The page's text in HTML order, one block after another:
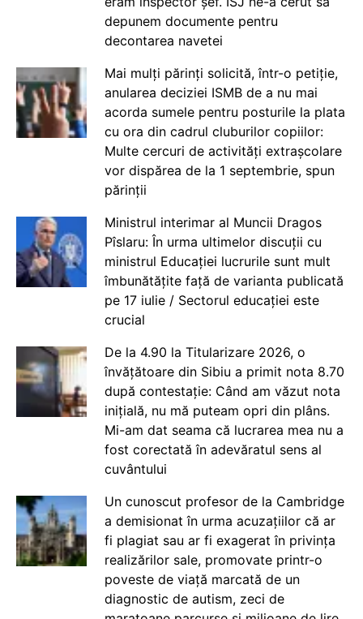
depunem documente pentru
decontarea navetei
Mai mulți părinți solicită, într-o petiție,
anularea deciziei ISMB de a nu mai
acorda sumele pentru posturile la plata
cu ora din cadrul cluburilor copiilor:
Multe cercuri de activități extrașcolare
vor dispărea de la 1 septembrie, spun
părinții
Ministrul interimar al Muncii Dragos
Pîslaru: În urma ultimelor discuții cu
ministrul Educației lucrurile sunt mult
îmbunătățite față de varianta publicată
pe 17 iulie / Sectorul educației este
crucial
De la 4.90 la Titularizare 2026, o
învățătoare din Sibiu a primit nota 8.70
după contestație: Când am văzut nota
inițială, nu mă puteam opri din plâns.
Mi-am dat seama că lucrarea mea nu a
fost corectată în adevăratul sens al
cuvântului
Un cunoscut profesor de la Cambridge
a demisionat în urma acuzațiilor că ar
fi plagiat sau ar fi exagerat în privința
realizărilor sale, promovate printr-o
poveste de viață marcată de un
diagnostic de autism, zeci de